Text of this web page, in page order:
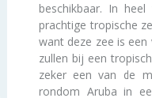
beschikbaar. In
prachtige tropische
want deze zee is
zullen bij een
zeker een van de
rondom Aruba in